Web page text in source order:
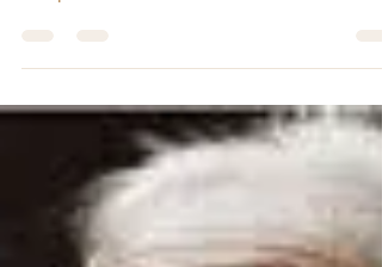
Victor Manuel Rios Mercado
La importancia del papa en el
derecho internacional
Figura que no pasa desapercibida a pesar del
tiempo